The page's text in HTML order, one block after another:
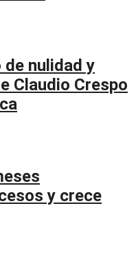
nulidad y
Claudio Crespo
y crece